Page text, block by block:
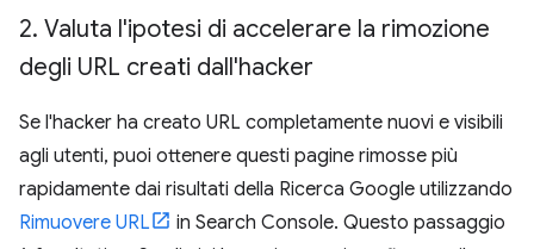
2. Valuta l'ipotesi di accelerare la rimozione
degli URL creati dall'hacker
Se l'hacker ha creato URL completamente nuovi e visibili
agli utenti, puoi ottenere questi pagine rimosse più
rapidamente dai risultati della Ricerca Google utilizzando
Rimuovere URL
in Search Console. Questo passaggio